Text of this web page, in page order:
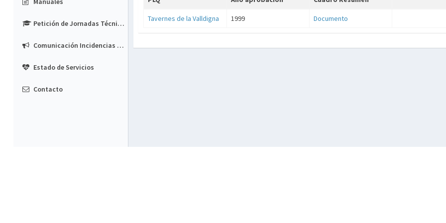
Petición de Jornadas Técnicas
Comunicación Incidencias Depósitos
Estado de Servicios
Contacto
Tavernes de la Valldigna 1999 Documento